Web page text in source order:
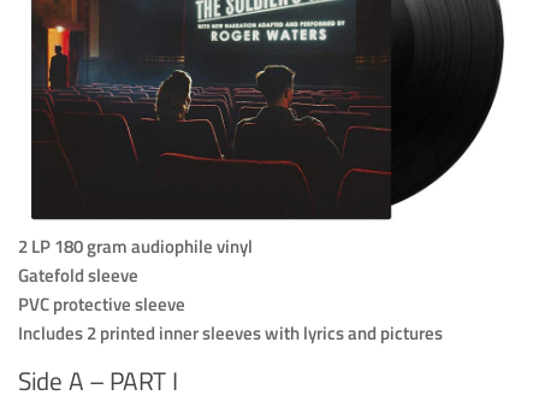
2 LP 180 gram audiophile vinyl
Gatefold sleeve
PVC protective sleeve
Includes 2 printed inner sleeves with lyrics and pictures
Side A – PART I